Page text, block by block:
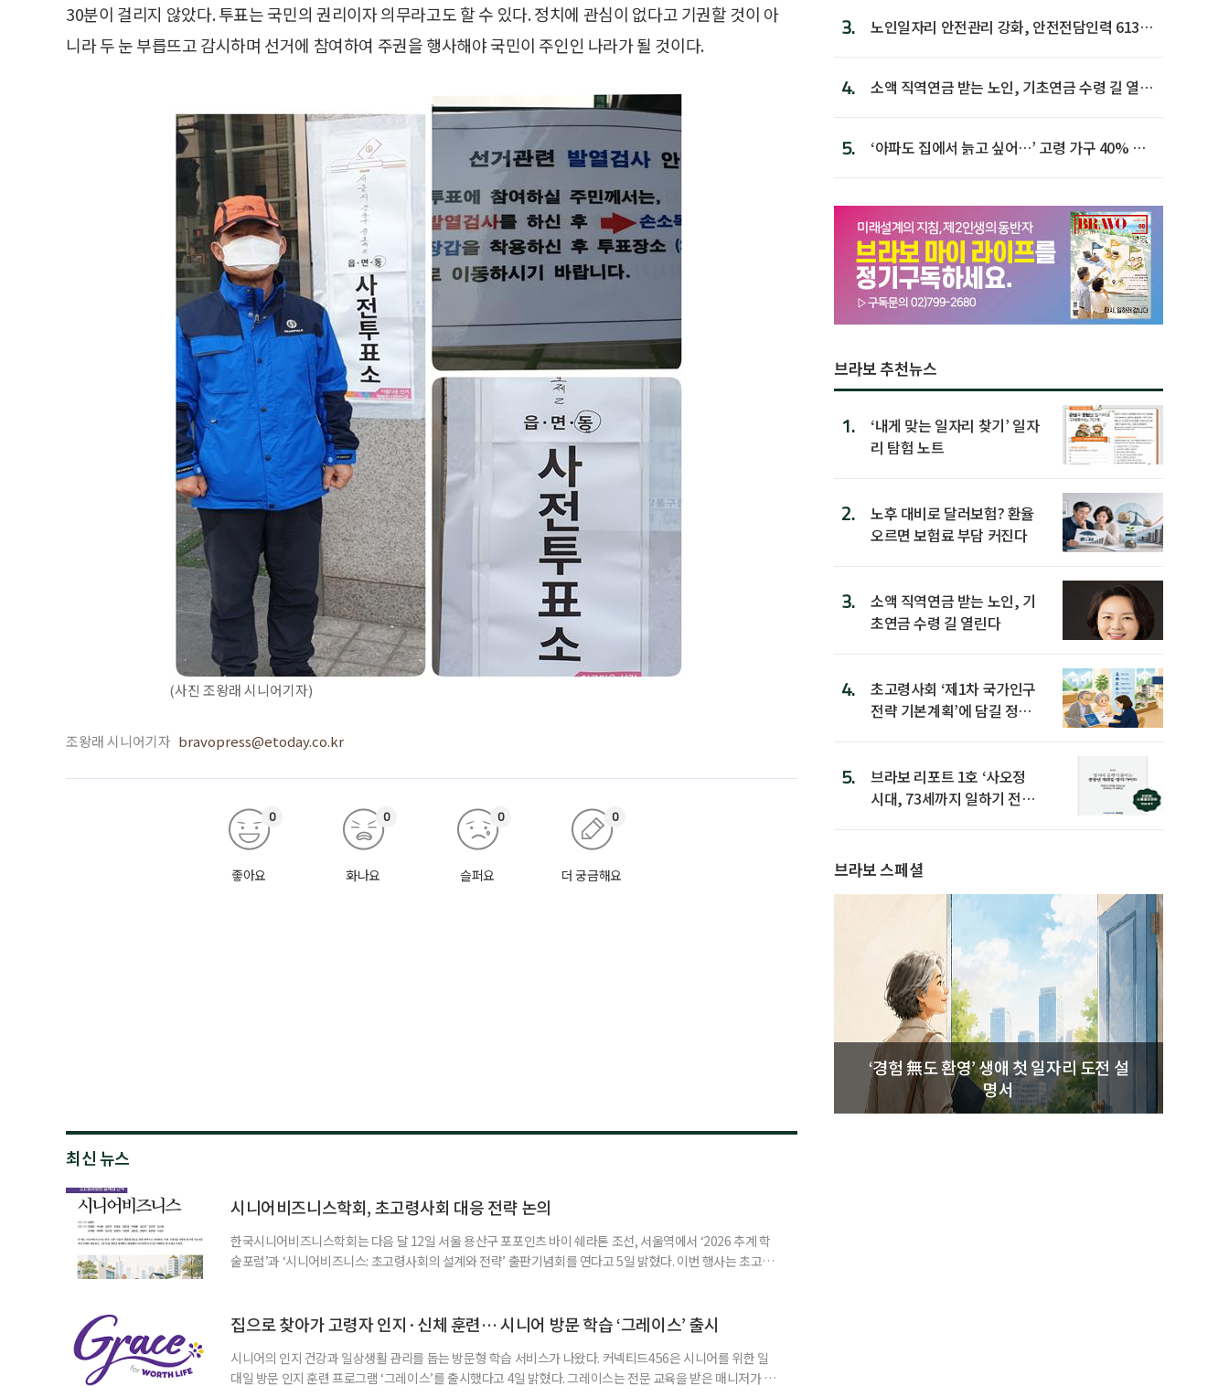
30분이 걸리지 않았다. 투표는 국민의 권리이자 의무라고도 할 수 있다. 정치에 관심이 없다고 기권할 것이 아
니라 두 눈 부릅뜨고 감시하며 선거에 참여하여 주권을 행사해야 국민이 주인인 나라가 될 것이다.
(사진 조왕래 시니어기자)
조왕래 시니어기자 bravopress@etoday.co.kr
좋아요
0
화나요
0
슬퍼요
0
더 궁금해요
0
최신 뉴스
시니어비즈니스학회, 초고령사회 대응 전략 논의
한국시니어비즈니스학회는 다음 달 12일 서울 용산구 포포인츠 바이 쉐라톤 조선, 서울역에서 ‘2026 추계 학
술포럼’과 ‘시니어비즈니스: 초고령사회의 설계와 전략’ 출판기념회를 연다고 5일 밝혔다. 이번 행사는 초고령
계하다’를 주제로 기조강연을 한다. 이어 공동저자들이 돌봄과 금융, 헬스케어, 여가, 식품, 디지털 기술 등
집으로 찾아가 고령자 인지·신체 훈련… 시니어 방문 학습 ‘그레이스’ 출시
시니어의 인지 건강과 일상생활 관리를 돕는 방문형 학습 서비스가 나왔다. 커넥티드456은 시니어를 위한 일
대일 방문 인지 훈련 프로그램 ‘그레이스’를 출시했다고 4일 밝혔다. 그레이스는 전문 교육을 받은 매니저가 주
3.
노인일자리 안전관리 강화, 안전전담인력 613명
4.
소액 직역연금 받는 노인, 기초연금 수령 길 열린
5.
‘아파도 집에서 늙고 싶어…’ 고령 가구 40% 노
브라보 추천뉴스
1.
‘내게 맞는 일자리 찾기’ 일자
리 탐험 노트
2.
노후 대비로 달러보험? 환율
오르면 보험료 부담 커진다
3.
소액 직역연금 받는 노인, 기
초연금 수령 길 열린다
4.
초고령사회 ‘제1차 국가인구
전략 기본계획’에 담길 정책
5.
브라보 리포트 1호 ‘사오정
시대, 73세까지 일하기 전략’
브라보 스페셜
‘경험 無도 환영’ 생애 첫 일자리 도전 설
명서